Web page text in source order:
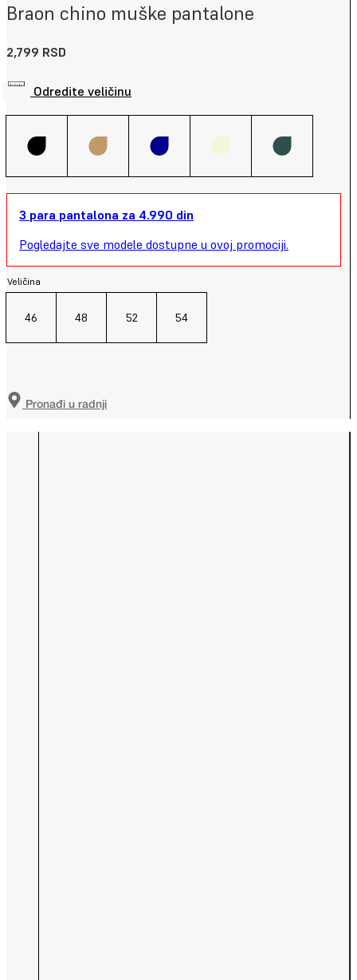
Braon chino muške pantalone
2,799 RSD
Odredite veličinu
3 para pantalona za 4.990 din
Pogledajte sve modele dostupne u ovoj promociji.
Veličina
46 48 52 54
Pronađi u radnji